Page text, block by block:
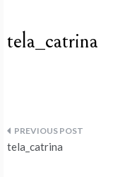
tela_catrina
Navegação
tela_catrina